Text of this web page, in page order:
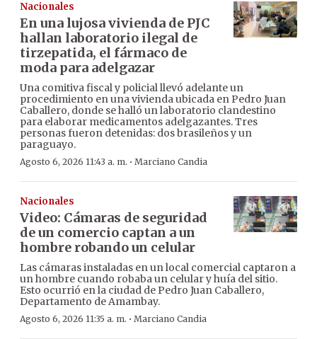
Nacionales
En una lujosa vivienda de PJC
hallan laboratorio ilegal de
tirzepatida, el fármaco de
moda para adelgazar
Una comitiva fiscal y policial llevó adelante un
procedimiento en una vivienda ubicada en Pedro Juan
Caballero, donde se halló un laboratorio clandestino
para elaborar medicamentos adelgazantes. Tres
personas fueron detenidas: dos brasileños y un
paraguayo.
Agosto 6, 2026 11:43 a. m. · Marciano Candia
Nacionales
Video: Cámaras de seguridad
de un comercio captan a un
hombre robando un celular
Las cámaras instaladas en un local comercial captaron a
un hombre cuando robaba un celular y huía del sitio.
Esto ocurrió en la ciudad de Pedro Juan Caballero,
Departamento de Amambay.
Agosto 6, 2026 11:35 a. m. · Marciano Candia